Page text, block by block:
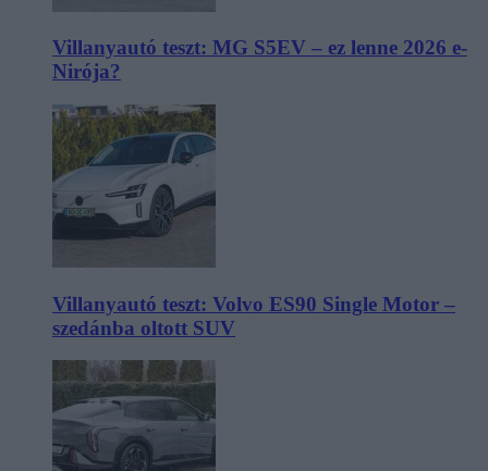
Villanyautó teszt: MG S5EV – ez lenne 2026 e-
Nirója?
Villanyautó teszt: Volvo ES90 Single Motor –
szedánba oltott SUV